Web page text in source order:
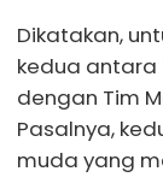
Dikatakan,
kedua antara
dengan Tim
Pasalnya,
muda yang